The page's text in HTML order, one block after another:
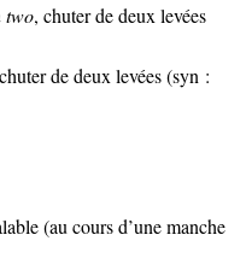
two, chuter de deux levées
de deux levées (syn :
(au cours d’une manche